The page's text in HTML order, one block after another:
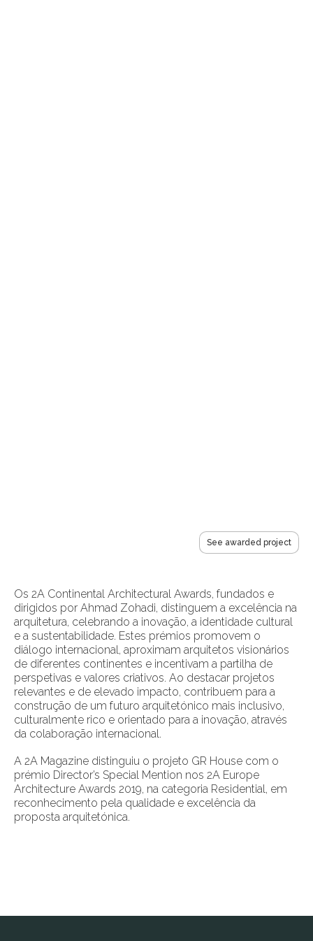
Os 2A Continental Architectural Awards, fundados e
dirigidos por Ahmad Zohadi, distinguem a excelência na
arquitetura, celebrando a inovação, a identidade cultural
e a sustentabilidade. Estes prémios promovem o
diálogo internacional, aproximam arquitetos visionários
de diferentes continentes e incentivam a partilha de
perspetivas e valores criativos. Ao destacar projetos
relevantes e de elevado impacto, contribuem para a
construção de um futuro arquitetónico mais inclusivo,
culturalmente rico e orientado para a inovação, através
da colaboração internacional.
A 2A Magazine distinguiu o projeto GR House com o
prémio Director’s Special Mention nos 2A Europe
Architecture Awards 2019, na categoria Residential, em
reconhecimento pela qualidade e excelência da
proposta arquitetónica.
See awarded project